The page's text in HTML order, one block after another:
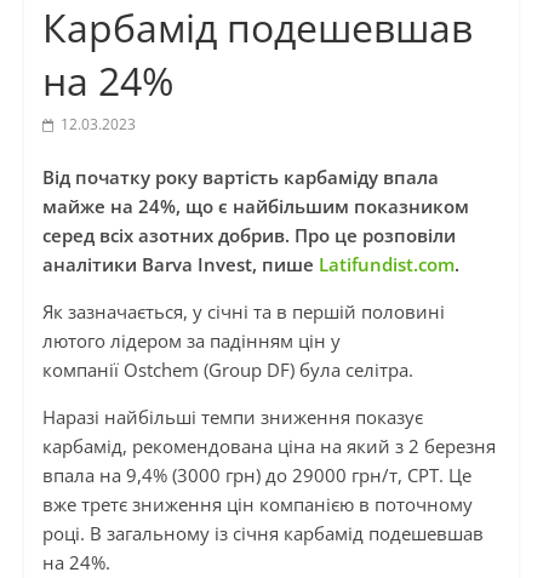
Карбамід подешевшав
на 24%
12.03.2023
Від початку року вартість карбаміду впала
майже на 24%, що є найбільшим показником
серед всіх азотних добрив. Про це розповіли
аналітики Barva Invest, пише Latifundist.com.
Як зазначається, у січні та в першій половині
лютого лідером за падінням цін у
компанії Ostchem (Group DF) була селітра.
Наразі найбільші темпи зниження показує
карбамід, рекомендована ціна на який з 2 березня
впала на 9,4% (3000 грн) до 29000 грн/т, СРТ. Це
вже третє зниження цін компанією в поточному
році. В загальному із січня карбамід подешевшав
на 24%.